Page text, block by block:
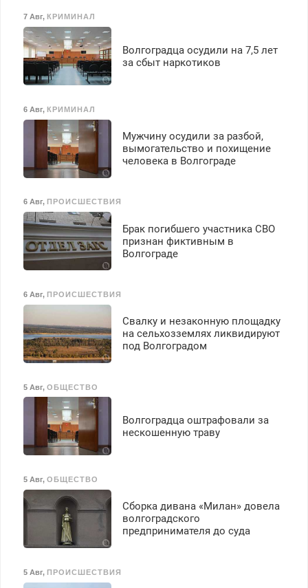
7 Авг, КРИМИНАЛ
Волгоградца осудили на 7,5 лет
за сбыт наркотиков
6 Авг, КРИМИНАЛ
Мужчину осудили за разбой,
вымогательство и похищение
человека в Волгограде
6 Авг, ПРОИСШЕСТВИЯ
Брак погибшего участника СВО
признан фиктивным в
Волгограде
6 Авг, ПРОИСШЕСТВИЯ
Свалку и незаконную площадку
на сельхозземлях ликвидируют
под Волгоградом
5 Авг, ОБЩЕСТВО
Волгоградца оштрафовали за
нескошенную траву
5 Авг, ОБЩЕСТВО
Сборка дивана «Милан» довела
волгоградского
предпринимателя до суда
5 Авг, ПРОИСШЕСТВИЯ